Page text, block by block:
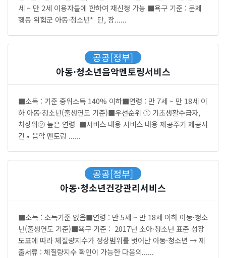
세 ~ 만 2세 이용자들에 한하여 재신청 가능 ■욕구 기준 : 문제
행동 위험군 아동·청소년* 단, 장......
공공[정부]
아동·청소년음악멘토링서비스
■소득 : 기준 중위소득 140% 이하■연령 : 만 7세 ~ 만 18세 이
하 아동·청소년(출생연도 기준)■우선순위 ① 기초생활수급자,
차상위② 높은 연령 ■서비스 내용 서비스 내용 제공주기 제공시
간 • 음악 멘토링 ......
공공[정부]
아동·청소년건강관리서비스
■소득 : 소득기준 없음■연령 : 만 5세 ~ 만 18세 이하 아동·청소
년(출생연도 기준)■욕구 기준 : 2017년 소아·청소년 표준 성장
도표에 따라 체질량지수가 정상범위를 벗어난 아동·청소년 → 제
출서류 : 체질량지수 확인이 가능한 다음의......